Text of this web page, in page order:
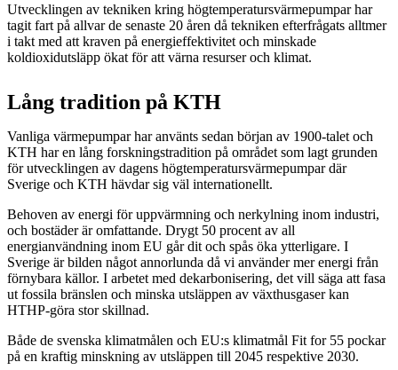
Utvecklingen av tekniken kring högtemperatursvärmepumpar har
tagit fart på allvar de senaste 20 åren då tekniken efterfrågats alltmer
i takt med att kraven på energieffektivitet och minskade
koldioxidutsläpp ökat för att värna resurser och klimat.
Lång tradition på KTH
Vanliga värmepumpar har använts sedan början av 1900-talet och
KTH har en lång forskningstradition på området som lagt grunden
för utvecklingen av dagens högtemperatursvärmepumpar där
Sverige och KTH hävdar sig väl internationellt.
Behoven av energi för uppvärmning och nerkylning inom industri,
och bostäder är omfattande. Drygt 50 procent av all
energianvändning inom EU går dit och spås öka ytterligare. I
Sverige är bilden något annorlunda då vi använder mer energi från
förnybara källor. I arbetet med dekarbonisering, det vill säga att fasa
ut fossila bränslen och minska utsläppen av växthusgaser kan
HTHP-göra stor skillnad.
Både de svenska klimatmålen och EU:s klimatmål Fit for 55 pockar
på en kraftig minskning av utsläppen till 2045 respektive 2030.